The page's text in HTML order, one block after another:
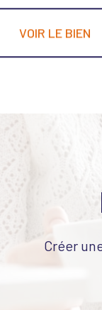
VOIR LE BIEN
Créer